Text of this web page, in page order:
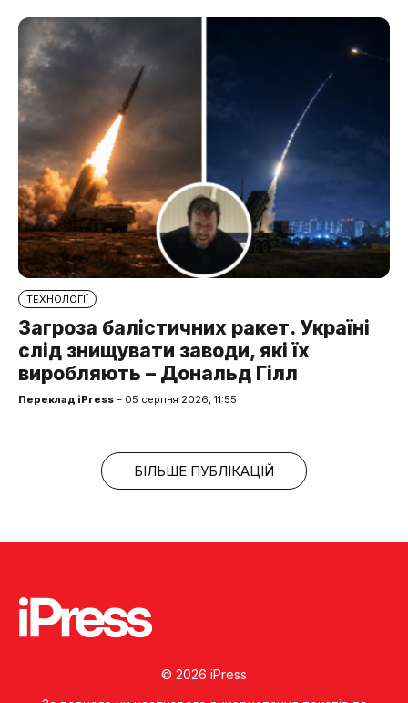
ТЕХНОЛОГІЇ
Загроза балістичних ракет. Україні
слід знищувати заводи, які їх
виробляють – Дональд Гілл
Переклад iPress – 05 серпня 2026, 11:55
БІЛЬШЕ ПУБЛІКАЦІЙ
© 2026 iPress